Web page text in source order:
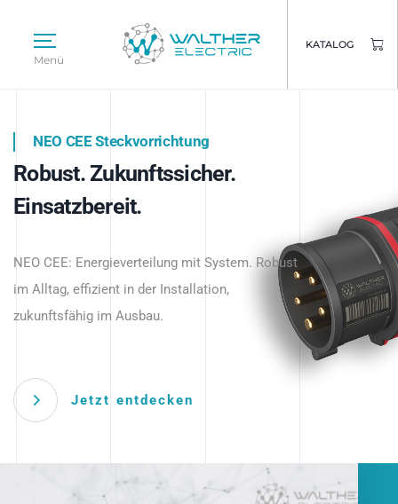
Menü
KATALOG
Intelligente Stromverteilung
beginnt hier.
NEO CEE Steckvorrichtung
Robust. Zukunftssicher.
Einsatzbereit.
NEO CEE: Energieverteilung mit System. Robust
im Alltag, effizient in der Installation,
zukunftsfähig im Ausbau.
Jetzt entdecken
Intelligenz trifft Energie.
Anwendungen – robust, IP-geschützt und
zukunftsfähig.